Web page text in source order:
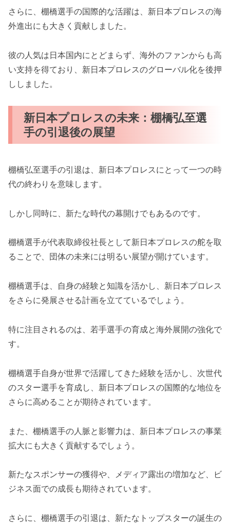
さらに、棚橋選手の国際的な活躍は、新日本プロレスの海
外進出にも大きく貢献しました。
彼の人気は日本国内にとどまらず、海外のファンからも高
い支持を得ており、新日本プロレスのグローバル化を後押
ししました。
新日本プロレスの未来：棚橋弘至選
手の引退後の展望
棚橋弘至選手の引退は、新日本プロレスにとって一つの時
代の終わりを意味します。
しかし同時に、新たな時代の幕開けでもあるのです。
棚橋選手が代表取締役社長として新日本プロレスの舵を取
ることで、団体の未来には明るい展望が開けています。
棚橋選手は、自身の経験と知識を活かし、新日本プロレス
をさらに発展させる計画を立てているでしょう。
特に注目されるのは、若手選手の育成と海外展開の強化で
す。
棚橋選手自身が世界で活躍してきた経験を活かし、次世代
のスター選手を育成し、新日本プロレスの国際的な地位を
さらに高めることが期待されています。
また、棚橋選手の人脈と影響力は、新日本プロレスの事業
拡大にも大きく貢献するでしょう。
新たなスポンサーの獲得や、メディア露出の増加など、ビ
ジネス面での成長も期待されています。
さらに、棚橋選手の引退は、新たなトップスターの誕生の